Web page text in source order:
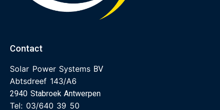
Contact
Solar Power Systems BV
Abtsdreef 143/A6
2940 Stabroek Antwerpen
Tel: 03/640 39 50